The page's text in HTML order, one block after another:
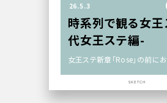
26.5.3
時系列で観る女
代女王ステ編-
女王ステ新章「Rose」の前にお
SKETCH